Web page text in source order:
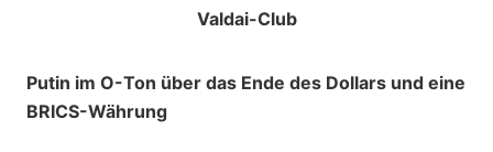
Valdai-Club
Putin im O-Ton über das Ende des Dollars und eine
BRICS-Währung